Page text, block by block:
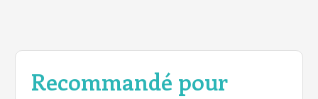
Recommandé pour